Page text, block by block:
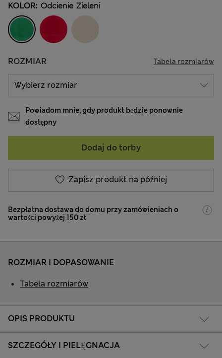
KOLOR: Odcienie Zieleni
ROZMIAR Tabela rozmiarów
Powiadom mnie, gdy produkt będzie ponownie
dostępny
Dodaj do torby
Zapisz produkt na później
Bezpłatna dostawa do domu przy zamówieniach o
wartości powyżej 150 zł
OPIS PRODUKTU
SZCZEGÓŁY I PIELĘGNACJA
ROZMIAR I DOPASOWANIE
Tabela rozmiarów